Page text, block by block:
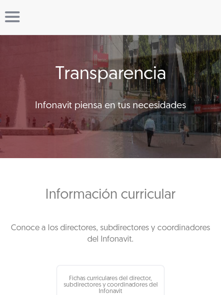
Transparencia
Infonavit piensa en tus necesidades
Información curricular
Conoce a los directores, subdirectores y coordinadores
del Infonavit.
Fichas curriculares del director,
subdirectores y coordinadores del
Infonavit